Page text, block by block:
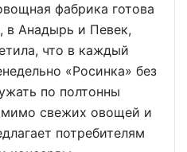
фабрика готова
в Анадырь и Певек,
что в каждый
«Росинка» без
по полтонны
свежих овощей и
потребителям